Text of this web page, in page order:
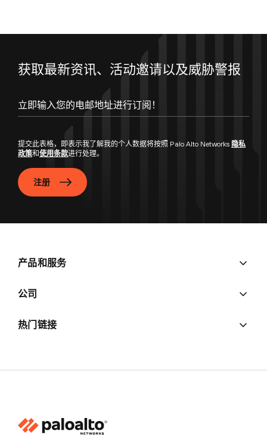
获取最新资讯、活动邀请以及威胁警报
提交此表格，即表示我了解我的个人数据将按照 Palo Alto Networks 隐私
政策和使用条款进行处理。
注册
产品和服务
公司
热门链接